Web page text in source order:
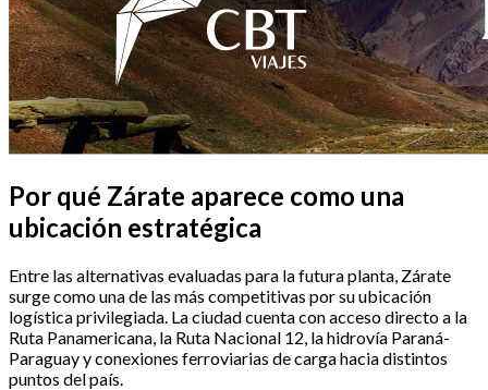
Por qué Zárate aparece como una
ubicación estratégica
Entre las alternativas evaluadas para la futura planta, Zárate
surge como una de las más competitivas por su ubicación
logística privilegiada. La ciudad cuenta con acceso directo a la
Ruta Panamericana, la Ruta Nacional 12, la hidrovía Paraná-
Paraguay y conexiones ferroviarias de carga hacia distintos
puntos del país.